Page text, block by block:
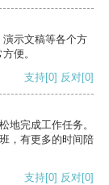
示文稿等各个方
便。
支持[0] 反对[0]
地完成工作任务。
，有更多的时间陪
支持[0] 反对[0]